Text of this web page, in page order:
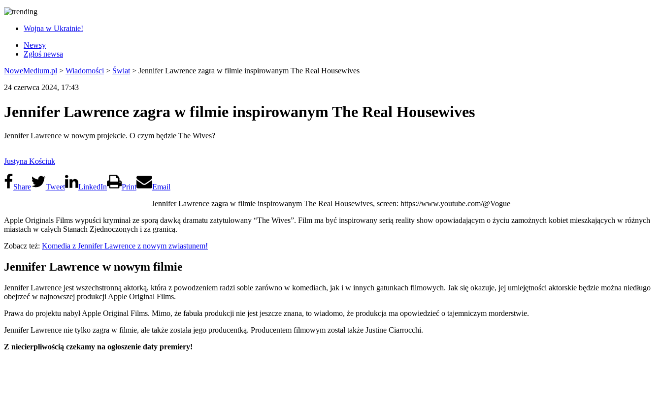
Wojna w Ukrainie!
Newsy
Zgłoś newsa
NoweMedium.pl > Wiadomości > Świat > Jennifer Lawrence zagra w filmie inspirowanym The Real Housewives
24 czerwca 2024, 17:43
Jennifer Lawrence zagra w filmie inspirowanym The Real Housewives
Jennifer Lawrence w nowym projekcie. O czym będzie The Wives?
Justyna Kościuk
Share Tweet LinkedIn Print
Email
Jennifer Lawrence zagra w filmie inspirowanym The Real Housewives, screen: https://www.youtube.com/@Vogue
Apple Originals Films wypuści kryminał ze sporą dawką dramatu zatytułowany “The Wives”. Film ma być inspirowany serią reality show opowiadającym o życiu zamożnych kobiet mieszkających w różnych
miastach w całych Stanach Zjednoczonych i za granicą.
Zobacz też: Komedia z Jennifer Lawrence z nowym zwiastunem!
Jennifer Lawrence w nowym filmie
Jennifer Lawrence jest wszechstronną aktorką, która z powodzeniem radzi sobie zarówno w komediach, jak i w innych gatunkach filmowych. Jak się okazuje, jej umiejętności aktorskie będzie można niedługo
obejrzeć w najnowszej produkcji Apple Original Films.
Prawa do projektu nabył Apple Original Films. Mimo, że fabuła produkcji nie jest jeszcze znana, to wiadomo, że produkcja ma opowiedzieć o tajemniczym morderstwie.
Jennifer Lawrence nie tylko zagra w filmie, ale także została jego producentką. Producentem filmowym został także Justine Ciarrocchi.
Z niecierpliwością czekamy na ogłoszenie daty premiery!